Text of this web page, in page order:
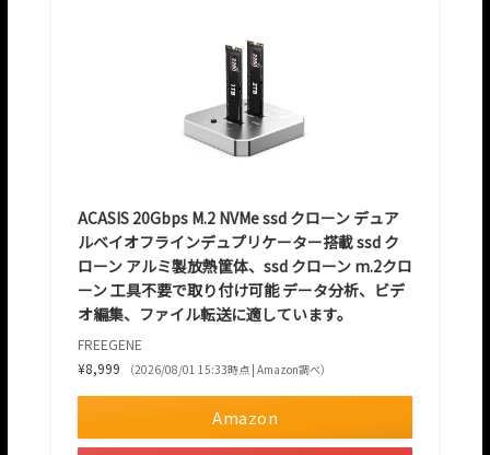
ACASIS 20Gbps M.2 NVMe ssd クローン デュア
ルベイオフラインデュプリケーター搭載 ssd ク
ローン アルミ製放熱筐体、ssd クローン m.2クロ
ーン 工具不要で取り付け可能 データ分析、ビデ
オ編集、ファイル転送に適しています。
FREEGENE
¥8,999
（2026/08/01 15:33時点 | Amazon調べ）
Amazon